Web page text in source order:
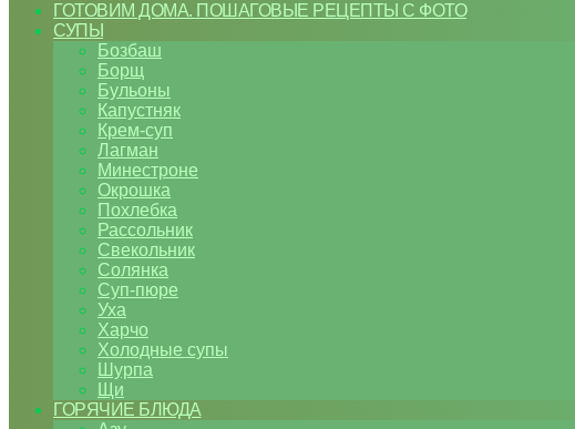
ГОТОВИМ ДОМА. ПОШАГОВЫЕ РЕЦЕПТЫ С ФОТО
СУПЫ
Бозбаш
Борщ
Бульоны
Капустняк
Крем-суп
Лагман
Минестроне
Окрошка
Похлебка
Рассольник
Свекольник
Солянка
Суп-пюре
Уха
Харчо
Холодные супы
Шурпа
Щи
ГОРЯЧИЕ БЛЮДА